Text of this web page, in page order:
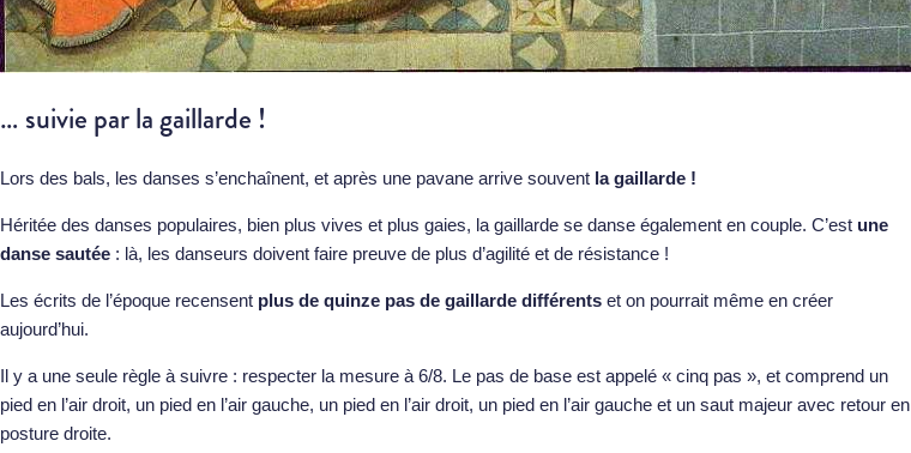
… suivie par la gaillarde !
Lors des bals, les danses s’enchaînent, et après une pavane arrive souvent la gaillarde !
Héritée des danses populaires, bien plus vives et plus gaies, la gaillarde se danse également en couple. C’est une
danse sautée : là, les danseurs doivent faire preuve de plus d’agilité et de résistance !
Les écrits de l’époque recensent plus de quinze pas de gaillarde différents et on pourrait même en créer
aujourd’hui.
Il y a une seule règle à suivre : respecter la mesure à 6/8. Le pas de base est appelé « cinq pas », et comprend un
pied en l’air droit, un pied en l’air gauche, un pied en l’air droit, un pied en l’air gauche et un saut majeur avec retour en
posture droite.